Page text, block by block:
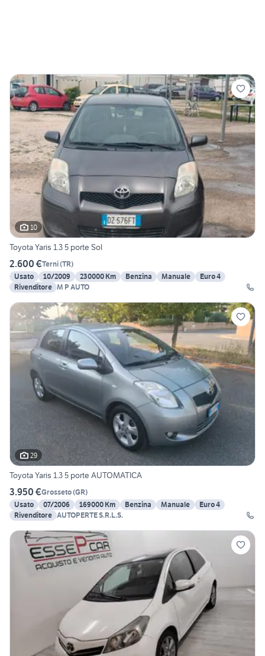
10
Toyota Yaris 1.3 5 porte Sol
2.600 €Terni(TR)
Usato
10/2009 230000 Km Benzina Manuale
Euro 4
Rivenditore M P AUTO
29
Toyota Yaris 1.3 5 porte AUTOMATICA
3.950 €Grosseto(GR)
Usato
07/2006 169000 Km Benzina Manuale
Euro 4
Rivenditore AUTOPERTE S.R.L.S.